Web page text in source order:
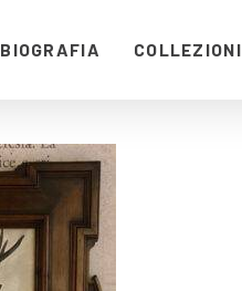
BIOGRAFIA COLLEZIONI